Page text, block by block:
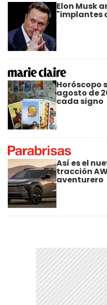
Elon Musk
"implantes
Horóscopo
agosto de
cada signo
Así es el
tracción
aventurero